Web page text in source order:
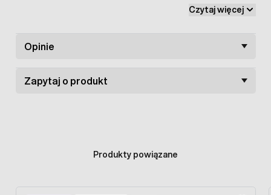
łatwy do czyszczenia i dezynfekcji, a także niezwykle
liczba względna - zależna od gatunku ptaków.
Usuwanie nieczystości jest bardzo proste i higieniczne,
Czytaj więcej
Opinie
Zapytaj o produkt
Produkty powiązane